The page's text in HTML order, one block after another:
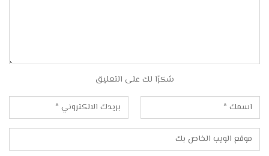
شكرًا لك على التعليق